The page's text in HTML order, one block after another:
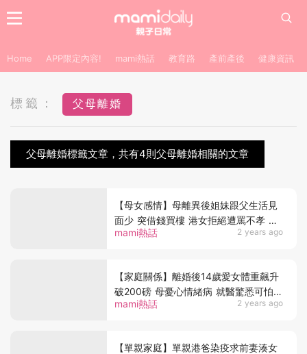
Home APP限定內容! mami熱話 教育路 產前產後 健康資訊
標籤： 父母離婚
父母離婚標籤文章，共有4則父母離婚相關的文章
mami熱話 2 years ago
【母女感情】母離異後姐妹跟父生活見
面少 突借錢買樓 港女拒絕遭罵不孝 竟
含內情？
mami熱話 2 years ago
【家庭關係】離婚後14歲愛女體重飆升
破200磅 母憂心情緒病 就醫驚悉可怕真
相
【單親家庭】單親港爸染疫求前妻湊女